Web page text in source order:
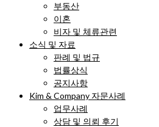
부동산
이혼
비자 및 체류관련
소식 및 자료
판례 및 법규
법률상식
공지사항
Kim & Company 자문사례
업무사례
상담 및 의뢰 후기